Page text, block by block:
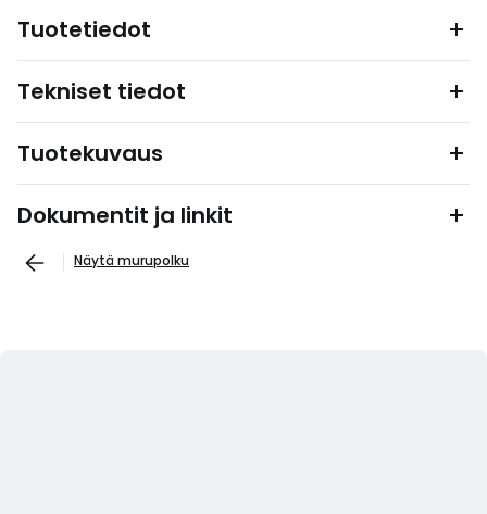
Tuotetiedot
Tekniset tiedot
Tuotekuvaus
Dokumentit ja linkit
Näytä murupolku